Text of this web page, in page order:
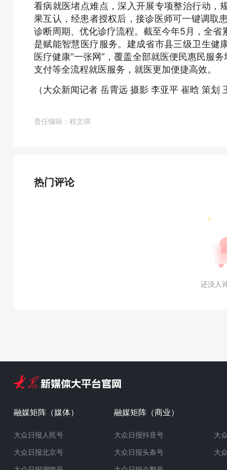
看病就医堵点难点，深入开展专项整治行动，
果互认，经患者授权后，接诊医师可一键调取
诊断周期、优化诊疗流程。截至今年5月，全
是赋能智慧医疗服务。建成省市县三级卫生健
医疗健康“一张网”，覆盖全部就医便民惠民服
支付等全流程就医服务，就医更加便捷高效。
（大众新闻记者 岳霄远 摄影 李亚平 崔晗 策划
责任编辑：程文琪
热门评论
还没人
融媒矩阵（媒体）
大众日报人民号
大众日报北京号
融媒矩阵（商业）
大众日报抖音号
大众日报头条号
大
大